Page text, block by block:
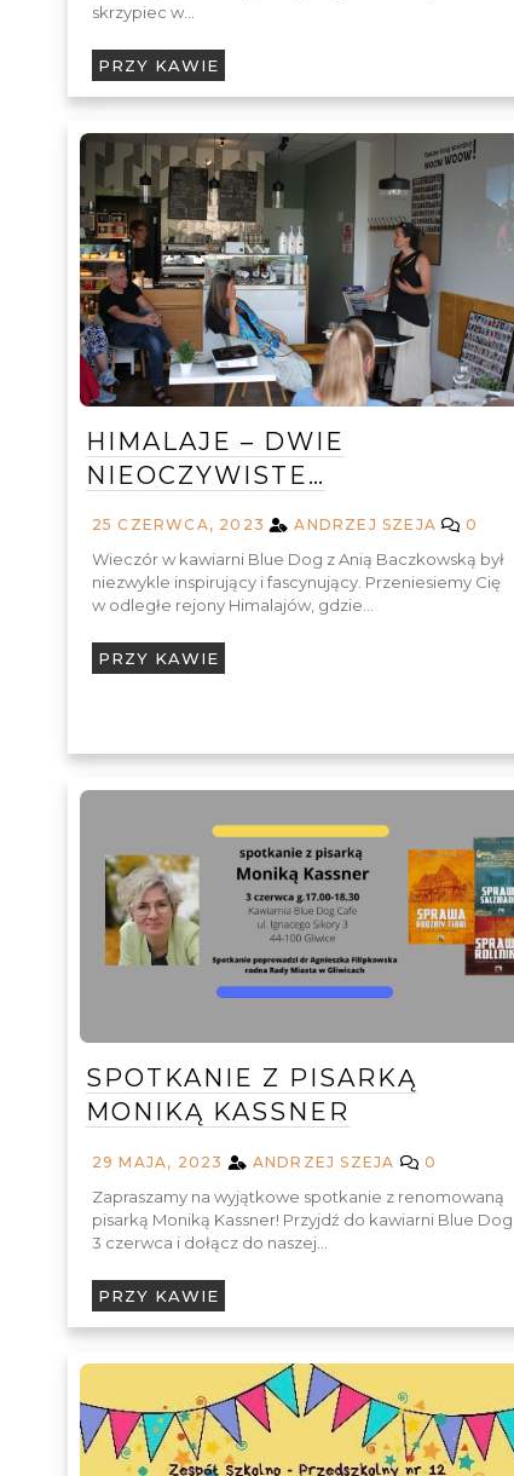
skrzypiec w…
PRZY KAWIE
HIMALAJE – DWIE
NIEOCZYWISTE…
25 CZERWCA, 2023 ANDRZEJ SZEJA 0
Wieczór w kawiarni Blue Dog z Anią Baczkowską był
niezwykle inspirujący i fascynujący. Przeniesiemy Cię
w odległe rejony Himalajów, gdzie…
PRZY KAWIE
SPOTKANIE Z PISARKĄ
MONIKĄ KASSNER
29 MAJA, 2023 ANDRZEJ SZEJA 0
Zapraszamy na wyjątkowe spotkanie z renomowaną
pisarką Moniką Kassner! Przyjdź do kawiarni Blue Dog
3 czerwca i dołącz do naszej…
PRZY KAWIE